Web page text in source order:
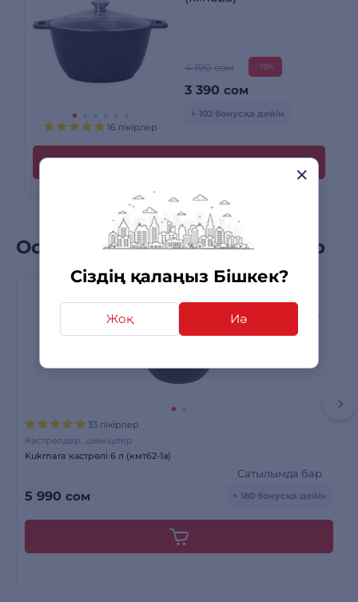
Сіздің қалаңыз Бішкек?
Жоқ Иә
16 пікірлер
4 190 сом -19%
3 390 сом
+ 102 бонусқа дейін
Сатып алу
Осы санаттағы бестселлерлер
33 пікірлер
Кәстрөлдер, шөміштер
Kukmara кастрөлі 6 л (кмт62-1а)
5 990 сом
Сатылымда бар
+ 180 бонусқа дейін